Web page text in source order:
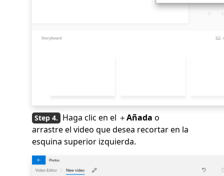
Haga clic en el ＋Añada o
arrastre el video que desea recortar en la
esquina superior izquierda.